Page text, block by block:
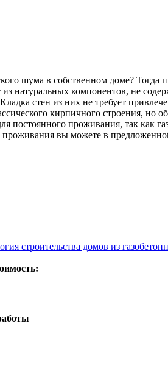
шума в собственном доме?
из натуральных компонентов, не
стен из них не требует
кирпичного строения, но
постоянного проживания, так как
проживания вы можете в
строительства домов из